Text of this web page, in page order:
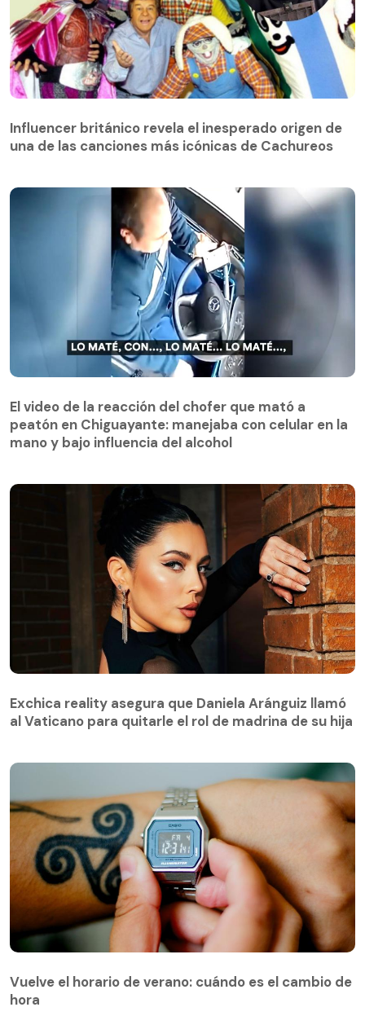
Influencer británico revela el inesperado origen de
una de las canciones más icónicas de Cachureos
peatón en Chiguayante: manejaba con celular en la
mano y bajo influencia del alcohol
El video de la reacción del chofer que mató a
peatón en Chiguayante: manejaba con celular en la
mano y bajo influencia del alcohol
Exchica reality asegura que Daniela Aránguiz llamó
al Vaticano para quitarle el rol de madrina de su hija
Vuelve el horario de verano: cuándo es el cambio de
hora